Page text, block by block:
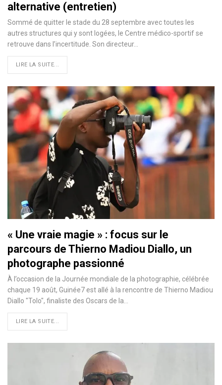
alternative (entretien)
Sommé de quitter le stade du 28 septembre avec toutes les
autres structures qui y sont logées, le Centre médico-sportif se
retrouve dans l’incertitude. Son directeur…
LIRE LA SUITE...
« Une vraie magie » : focus sur le
parcours de Thierno Madiou Diallo, un
photographe passionné
À l’occasion de la Journée mondiale de la photographie, célébrée
chaque 19 août, Guinée7 est allé à la rencontre de Thierno Madiou
Diallo "Tolo", finaliste des Oscars de la…
LIRE LA SUITE...